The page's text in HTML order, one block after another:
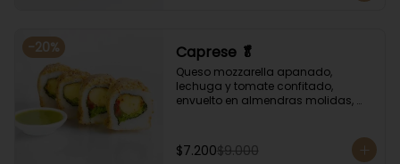
-20% Caprese 🥬
Queso mozzarella apanado,
lechuga y tomate confitado,
envuelto en almendras molidas,
$7.200$9.000